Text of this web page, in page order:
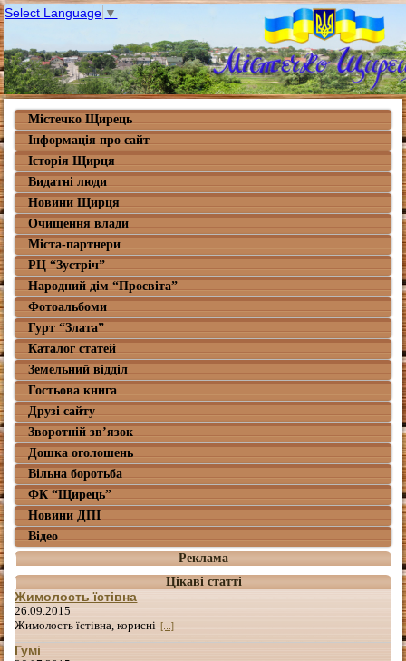
Select Language ▼
Містечко Щирець
Інформація про сайт
Історія Щирця
Видатні люди
Новини Щирця
Очищення влади
Міста-партнери
РЦ “Зустріч”
Народний дім “Просвіта”
Фотоальбоми
Гурт “Злата”
Каталог статей
Земельний відділ
Гостьова книга
Друзі сайту
Зворотній зв’язок
Дошка оголошень
Вільна боротьба
ФК “Щирець”
Новини ДПІ
Відео
Реклама
Цікаві статті
Жимолость їстівна
26.09.2015
Жимолость їстівна, корисні [...]
Гумі